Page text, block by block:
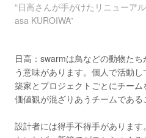
“日高さんが手がけたリニューア
asa KUROIWA”
日高：swarmは鳥などの動物た
う意味があります。個人で活動
築家とプロジェクトごとにチー
価値観が混ざりあうチームである
設計者には得手不得手がありま